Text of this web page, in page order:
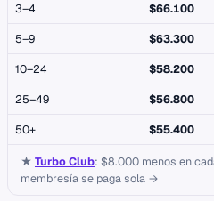
3–4
$66.100
5–9
$63.300
10–24
$58.200
25–49
$56.800
50+
$55.400
★ Turbo Club: $8.000 menos en
membresía se paga sola →